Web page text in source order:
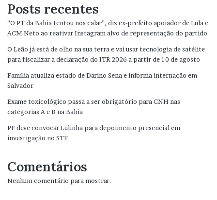
Posts recentes
”O PT da Bahia tentou nos calar”, diz ex-prefeito apoiador de Lula e
ACM Neto ao reativar Instagram alvo de representação do partido
O Leão já está de olho na sua terra e vai usar tecnologia de satélite
para fiscalizar a declaração do ITR 2026 a partir de 10 de agosto
Família atualiza estado de Darino Sena e informa internação em
Salvador
Exame toxicológico passa a ser obrigatório para CNH nas
categorias A e B na Bahia
PF deve convocar Lulinha para depoimento presencial em
investigação no STF
Comentários
Nenhum comentário para mostrar.